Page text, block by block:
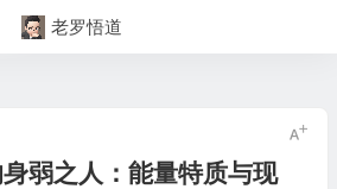
老罗悟道
弱之人：能量特质与现